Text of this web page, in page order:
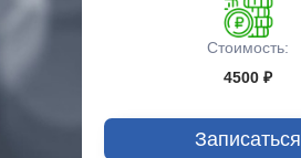
Стоимость:
4500 ₽
Записаться